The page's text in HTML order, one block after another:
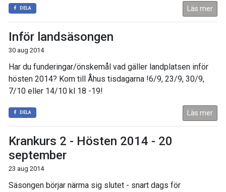
DELA Läs mer
Inför landsäsongen
30 aug 2014
Har du funderingar/önskemål vad gäller landplatsen inför
hösten 2014? Kom till Åhus tisdagarna !6/9, 23/9, 30/9,
7/10 eller 14/10 kl 18 -19!
DELA Läs mer
Krankurs 2 - Hösten 2014 - 20
september
23 aug 2014
Säsongen börjar närma sig slutet - snart dags för